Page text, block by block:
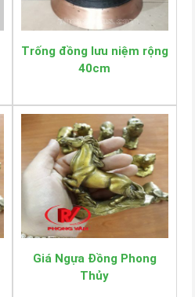
Trống đồng lưu niệm rộng
40cm
Giá Ngựa Đồng Phong
Thủy